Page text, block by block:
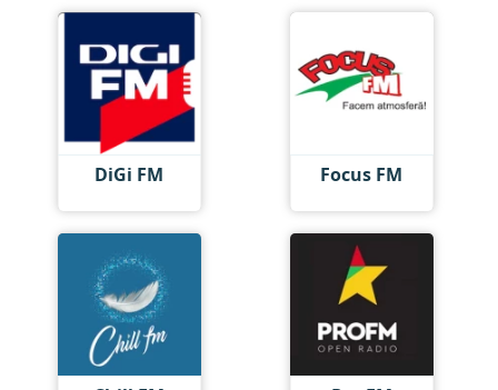
DiGi FM Focus FM